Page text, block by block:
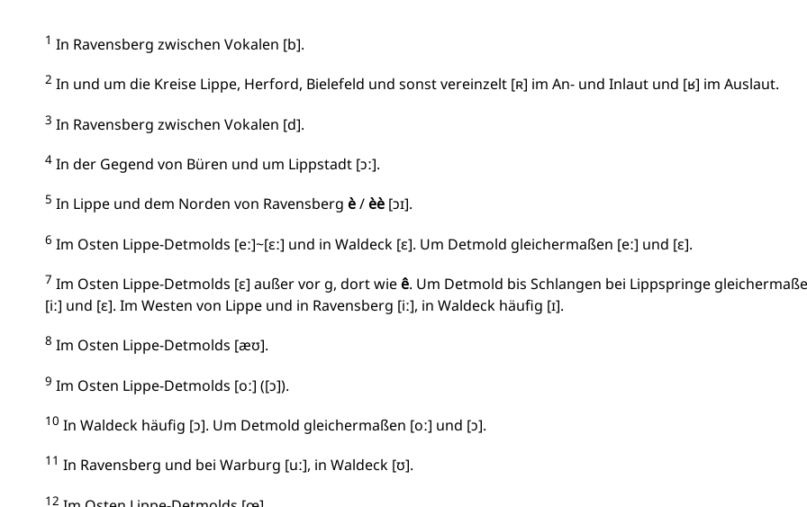
1 In Ravensberg zwischen Vokalen [b].
2 In und um die Kreise Lippe, Herford, Bielefeld und sonst vereinzelt [ʀ] im An- und Inlaut und [ʁ] im Auslaut.
3 In Ravensberg zwischen Vokalen [d].
4 In der Gegend von Büren und um Lippstadt [ɔː].
5 In Lippe und dem Norden von Ravensberg è/èè [ɔɪ].
6 Im Osten Lippe-Detmolds [eː]~[ɛː] und in Waldeck [ɛ]. Um Detmold gleichermaßen [eː] und [ɛ].
7 Im Osten Lippe-Detmolds [ɛ] außer vor g, dort wieê. Um Detmold bis Schlangen bei Lippspringe
[iː] und [ɛ]. Im Westen von Lippe und in Ravensberg [iː], in Waldeck häufig [ɪ].
8 Im Osten Lippe-Detmolds [æʊ].
9 Im Osten Lippe-Detmolds [oː] ([ɔ]).
10 In Waldeck häufig [ɔ]. Um Detmold gleichermaßen [oː] und [ɔ].
11 In Ravensberg und bei Warburg [uː], in Waldeck [ʊ].
12